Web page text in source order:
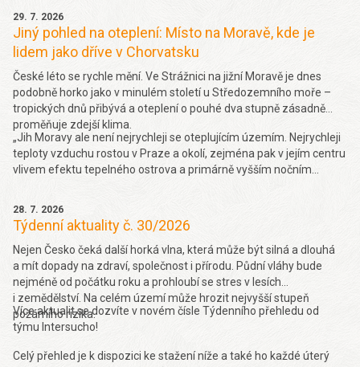
29. 7. 2026
Jiný pohled na oteplení: Místo na Moravě, kde je
lidem jako dříve v Chorvatsku
České léto se rychle mění. Ve Strážnici na jižní Moravě je dnes
podobně horko jako v minulém století u Středozemního moře –
tropických dnů přibývá a oteplení o pouhé dva stupně zásadně
proměňuje zdejší klima.
„Jih Moravy ale není nejrychleji se oteplujícím územím. Nejrychleji
teploty vzduchu rostou v Praze a okolí, zejména pak v jejím centru
vlivem efektu tepelného ostrova a primárně vyšším nočním
období 1961-2019), a naopak nad 900 metrů je trend růstu nižší
(0,27 °C za 10 let v období 1961-2019),“ řekl k tomu Seznam
Zprávám Pavel Zahradníček. Více se dočtetezde.
28. 7. 2026
Týdenní aktuality č. 30/2026
Nejen Česko čeká další horká vlna, která může být silná a dlouhá
a mít dopady na zdraví, společnost i přírodu. Půdní vláhy bude
nejméně od počátku roku a prohloubí se stres v lesích
i zemědělství. Na celém území může hrozit nejvyšší stupeň
požárního rizika.
Více aktualit se dozvíte v novém čísle Týdenního přehledu od
týmu Intersucho!
Celý přehled je k dispozici ke stažení níže a také ho každé úterý